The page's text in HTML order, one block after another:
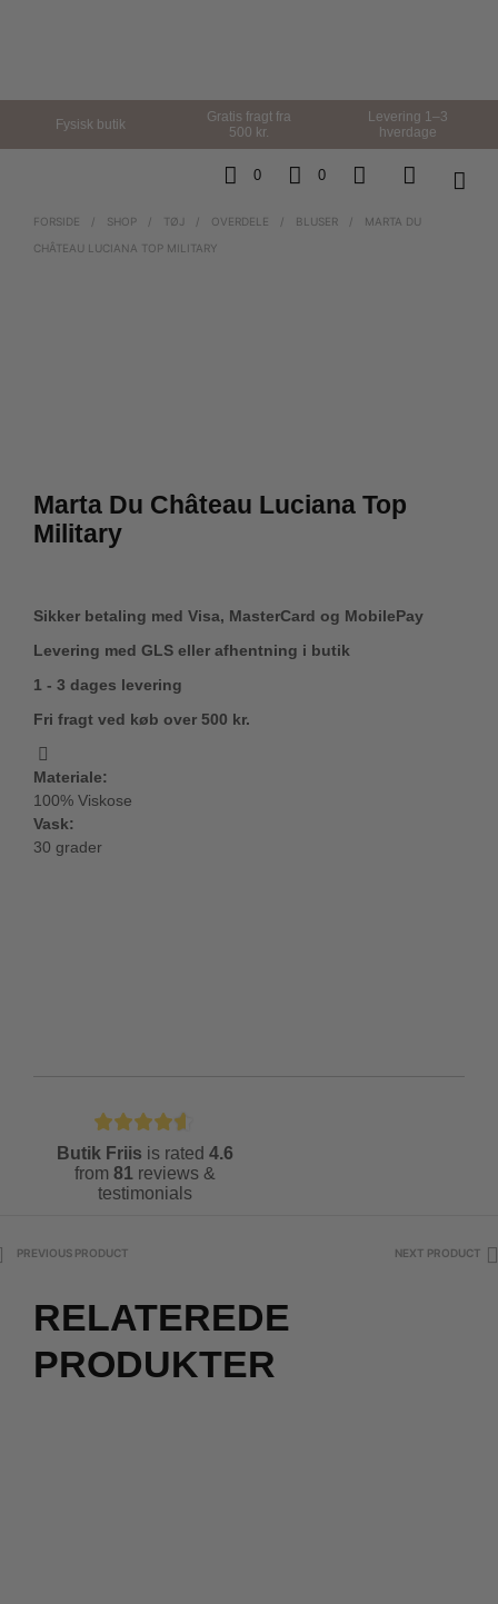
Fysisk butik
Gratis fragt fra
500 kr.
Levering 1–3
hverdage
0 0
FORSIDE / SHOP / TØJ / OVERDELE / BLUSER /
MARTA DU
CHÂTEAU LUCIANA TOP MILITARY
Marta Du Château Luciana Top
Military
Sikker betaling med Visa, MasterCard og MobilePay
Levering med GLS eller afhentning i butik
1 - 3 dages levering
Fri fragt ved køb over 500 kr.
Materiale:
100% Viskose
Vask:
30 grader
Butik Friis is rated 4.6
from 81 reviews &
testimonials
PREVIOUS PRODUCT NEXT PRODUCT
RELATEREDE
PRODUKTER